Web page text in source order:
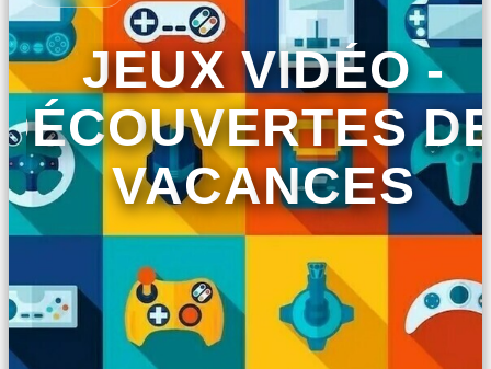
JEUX VIDÉO -
VACANCES